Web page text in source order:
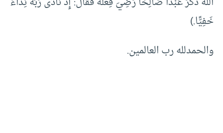
خَفِيًّا.)
والحمدلله رب العالمين.